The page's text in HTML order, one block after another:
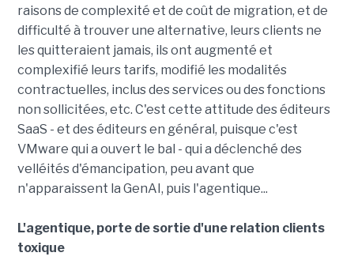
raisons de complexité et de coût de migration, et de
difficulté à trouver une alternative, leurs clients ne
les quitteraient jamais, ils ont augmenté et
complexifié leurs tarifs, modifié les modalités
contractuelles, inclus des services ou des fonctions
non sollicitées, etc. C'est cette attitude des éditeurs
SaaS - et des éditeurs en général, puisque c'est
VMware qui a ouvert le bal - qui a déclenché des
velléités d'émancipation, peu avant que
n'apparaissent la GenAI, puis l'agentique...
L'agentique, porte de sortie d'une relation clients
toxique